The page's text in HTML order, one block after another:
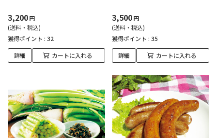
3,200円
(送料・税込)
獲得ポイント : 32
詳細 カートに入れる
3,500円
(送料・税込)
獲得ポイント : 35
詳細 カートに入れる